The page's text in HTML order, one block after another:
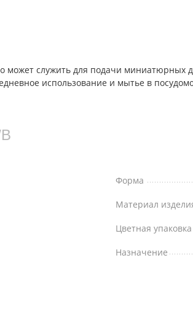
может служить для подачи миниатюрных
использование и мытье в
Форма
Материал
Цветная упаковка
Назначение